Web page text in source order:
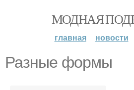
МОДНАЯ
главная новости
Разные формы